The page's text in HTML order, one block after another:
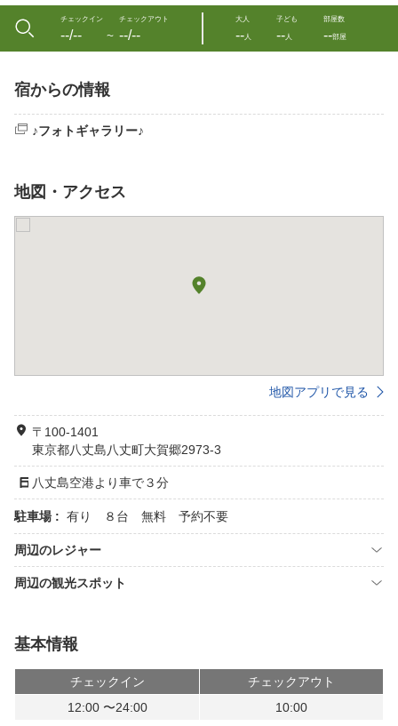
チェックイン
--/-- 〜
チェックアウト
--/--
大人
--人
子ども
--人
部屋数
--部屋
宿からの情報
♪フォトギャラリー♪
地図・アクセス
地図アプリで見る
〒100-1401
東京都八丈島八丈町大賀郷2973-3
八丈島空港より車で３分
駐車場 : 有り ８台 無料 予約不要
周辺のレジャー
周辺の観光スポット
基本情報
チェックイン
チェックアウト
12:00 〜24:00
10:00